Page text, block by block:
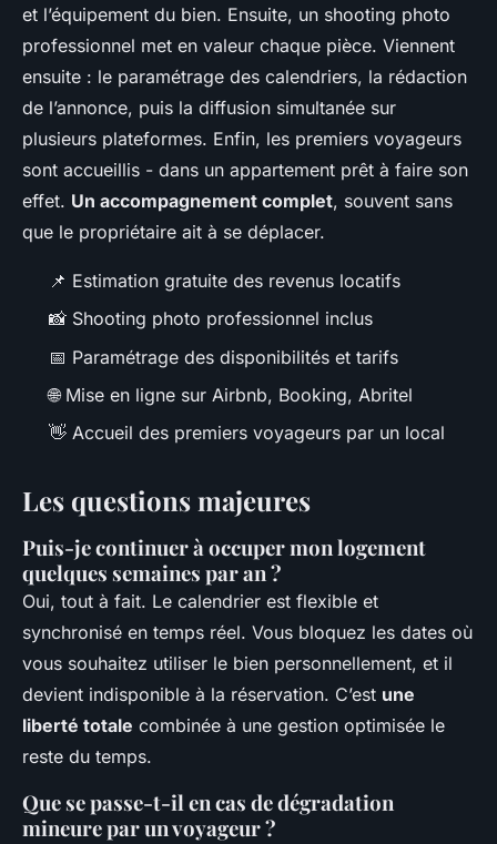
et l’équipement du bien. Ensuite, un shooting photo
professionnel met en valeur chaque pièce. Viennent
ensuite : le paramétrage des calendriers, la rédaction
de l’annonce, puis la diffusion simultanée sur
plusieurs plateformes. Enfin, les premiers voyageurs
sont accueillis - dans un appartement prêt à faire son
effet. Un accompagnement complet, souvent sans
que le propriétaire ait à se déplacer.
📌 Estimation gratuite des revenus locatifs
📸 Shooting photo professionnel inclus
📅 Paramétrage des disponibilités et tarifs
🌐 Mise en ligne sur Airbnb, Booking, Abritel
👋 Accueil des premiers voyageurs par un local
Les questions majeures
Puis-je continuer à occuper mon logement
quelques semaines par an ?
Oui, tout à fait. Le calendrier est flexible et
synchronisé en temps réel. Vous bloquez les dates où
vous souhaitez utiliser le bien personnellement, et il
devient indisponible à la réservation. C’est une
liberté totale combinée à une gestion optimisée le
reste du temps.
Que se passe-t-il en cas de dégradation
mineure par un voyageur ?